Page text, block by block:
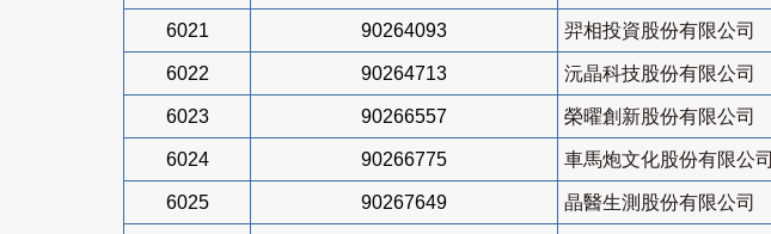
6021 90264093 羿相投資股份有限公司
6022 90264713 沅晶科技股份有限公司
6023 90266557 榮曜創新股份有限公司
6024 90266775 車馬炮文化股份有限公司
6025 90267649 晶醫生測股份有限公司